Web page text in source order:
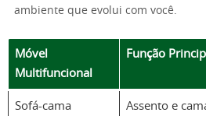
ambiente que evolui com você.
Móvel
Multifuncional
Função
Sofá-cama Assento e